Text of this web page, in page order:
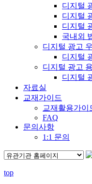
디지털
디지털
디지털
국내외
디지털 광고
디지털
디지털 광고
디지털
자료실
교재가이드
교재활용가이
FAQ
문의사항
1:1 문의
top